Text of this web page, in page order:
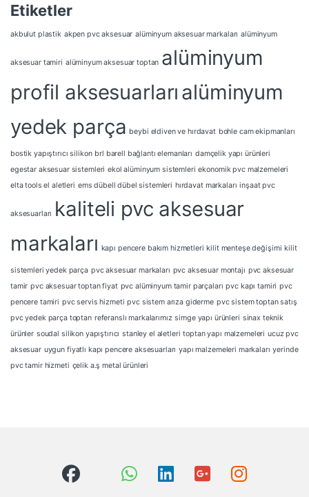
Etiketler
akbulut plastik akpen pvc aksesuar alüminyum aksesuar markaları alüminyum
aksesuar tamiri alüminyum aksesuar toptan alüminyum
profil aksesuarları alüminyum
yedek parça beybi eldiven ve hırdavat bohle cam ekipmanları
bostik yapıştırıcı silikon brl barell bağlantı elemanları damçelik yapı ürünleri
egestar aksesuar sistemleri ekol alüminyum sistemleri ekonomik pvc malzemeleri
elta tools el aletleri ems dübell dübel sistemleri hırdavat markaları inşaat pvc
aksesuarları kaliteli pvc aksesuar
markaları kapı pencere bakım hizmetleri kilit menteşe değişimi kilit
sistemleri yedek parça pvc aksesuar markaları pvc aksesuar montajı pvc aksesuar
tamir pvc aksesuar toptan fiyat pvc alüminyum tamir parçaları pvc kapı tamiri pvc
pencere tamiri pvc servis hizmeti pvc sistem arıza giderme pvc sistem toptan satış
pvc yedek parça toptan referanslı markalarımız simge yapı ürünleri sinax teknik
ürünler soudal silikon yapıştırıcı stanley el aletleri toptan yapı malzemeleri ucuz pvc
aksesuar uygun fiyatlı kapı pencere aksesuarları yapı malzemeleri markaları yerinde
pvc tamir hizmeti çelik a.ş metal ürünleri